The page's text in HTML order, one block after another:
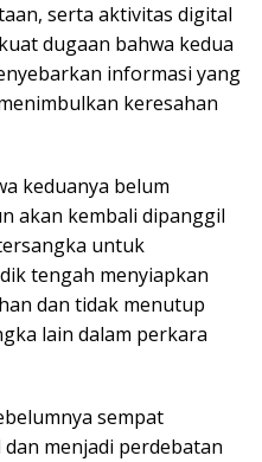
serta aktivitas digital
dugaan bahwa kedua
informasi yang
keresahan
keduanya belum
akan kembali dipanggil
untuk
tengah menyiapkan
dan tidak menutup
lain dalam perkara
sempat
menjadi perdebatan